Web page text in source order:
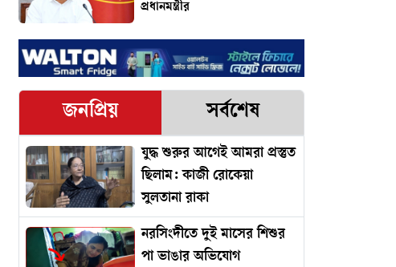
প্রধানমন্ত্রীর
জনপ্রিয় সর্বশেষ
যুদ্ধ শুরুর আগেই আমরা প্রস্তুত
ছিলাম: কাজী রোকেয়া
সুলতানা রাকা
নরসিংদীতে দুই মাসের শিশুর
পা ভাঙার অভিযোগ